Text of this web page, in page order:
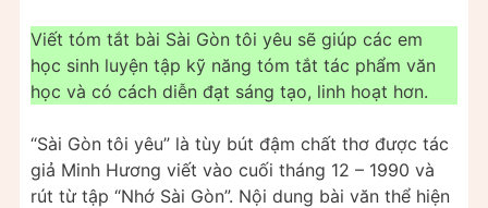
Viết tóm tắt bài Sài Gòn tôi yêu sẽ giúp các em
học sinh luyện tập kỹ năng tóm tắt tác phẩm văn
học và có cách diễn đạt sáng tạo, linh hoạt hơn.
“Sài Gòn tôi yêu” là tùy bút đậm chất thơ được tác
giả Minh Hương viết vào cuối tháng 12 – 1990 và
rút từ tập “Nhớ Sài Gòn”. Nội dung bài văn thể hiện